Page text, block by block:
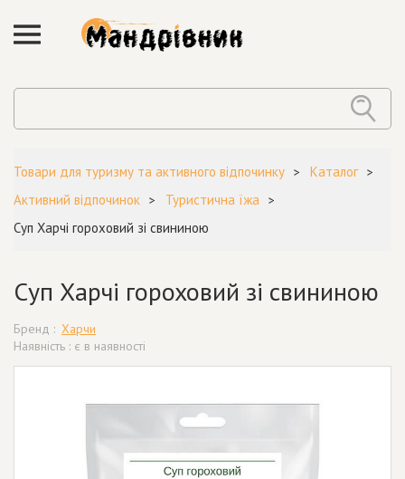
Товари для туризму та активного відпочинку
Каталог
Активний відпочинок
Туристична їжа
Суп Харчі гороховий зі свининою
Суп Харчі гороховий зі свининою
Бренд : Харчи
Наявність : є в наявності